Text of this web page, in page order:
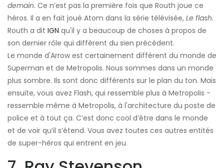
demain. Ce n’est pas la première fois que Routh joue ce
héros. Il a en fait joué Atom dans la série télévisée, Le flash.
Routh a dit IGN qu'il y a beaucoup de choses à propos de
son dernier rôle qui diffèrent du sien précédent.
Le monde d'Arrow est certainement différent du monde de
Superman et de Metropolis. Nous sommes dans un monde
plus sombre. Ils sont donc différents sur le plan du ton. Mais
ensuite, vous avez Flash, qui ressemble plus à Metropolis -
ressemble même à Metropolis, à l'architecture du poste de
police et à tout ça. C’est donc cool d’être dans le monde
et de voir qu’il s’étend. Vous avez toutes ces autres entités
de super-héros qui entrent en jeu.